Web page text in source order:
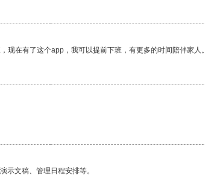
在有了这个app，我可以提前下班，有更多的时间陪伴家人。
示文稿、管理日程安排等。